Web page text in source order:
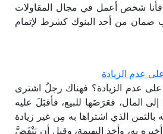
شخص أعمل في مجال المقاولات
ضمان من أحد البنوك كشرط لإتمام
عدم الزيادة
على عدم الزيادة؟ فهناك رجلٌ اشترى
المال، فعَرَضَها للبيع، فأقبَلَ عليه
الذي اشتراها به مِن غير زيادة
به، وأخذ البهيمة، وقبل أن يَنْفَضَّ